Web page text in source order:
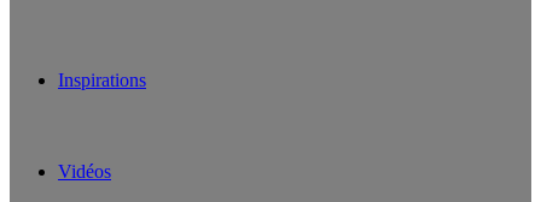
Inspirations
Vidéos